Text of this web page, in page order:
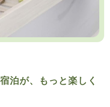
泊が、もっと楽しく